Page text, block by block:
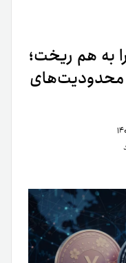
به هم ریخت؛
محدودیت‌های